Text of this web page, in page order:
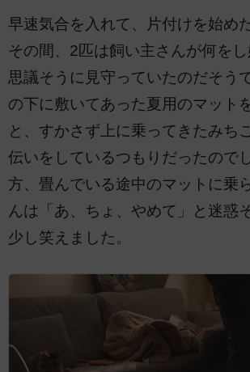
早速気合を入れて、片付けを始め
その間、2匹は飼い主さんが何を
思議そうに見守っていたのだそう
の下に敷いてあった夏用のマット
と、すかさず上に乗ってきたみち
伝いをしているつもりだったので
方、畳んでいる途中のマットに乗
んは「あ、ちょ、やめて」と迷惑
少し笑えました。